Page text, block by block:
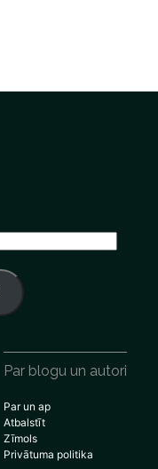
Par blogu un autori
Par un ap
Atbalstīt
Zīmols
Privātuma politika